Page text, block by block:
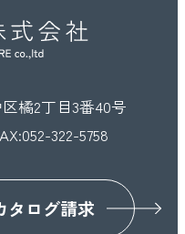
橘2丁目3番40号
322-5758
タログ請求